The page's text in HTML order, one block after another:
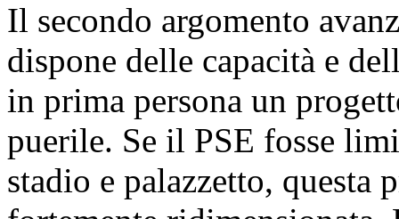
Il secondo argomento
dispone delle capacità e
in prima persona un
puerile. Se il PSE fosse
stadio e palazzetto, questa